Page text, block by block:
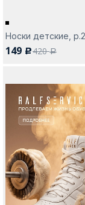
Носки детские,
149 c420a